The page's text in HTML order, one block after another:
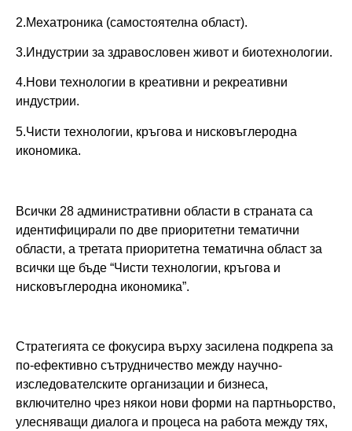
2.Мехатроника (самостоятелна област).
3.Индустрии за здравословен живот и биотехнологии.
4.Нови технологии в креативни и рекреативни
индустрии.
5.Чисти технологии, кръгова и нисковъглеродна
икономика.
Всички 28 административни области в страната са
идентифицирали по две приоритетни тематични
области, а третата приоритетна тематична област за
всички ще бъде “Чисти технологии, кръгова и
нисковъглеродна икономика”.
Стратегията се фокусира върху засилена подкрепа за
по-ефективно сътрудничество между научно-
изследователските организации и бизнеса,
включително чрез някои нови форми на партньорство,
улесняващи диалога и процеса на работа между тях,